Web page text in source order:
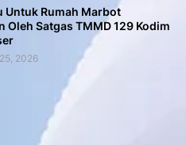
Untuk Rumah Marbot
Oleh Satgas TMMD 129 Kodim
2026